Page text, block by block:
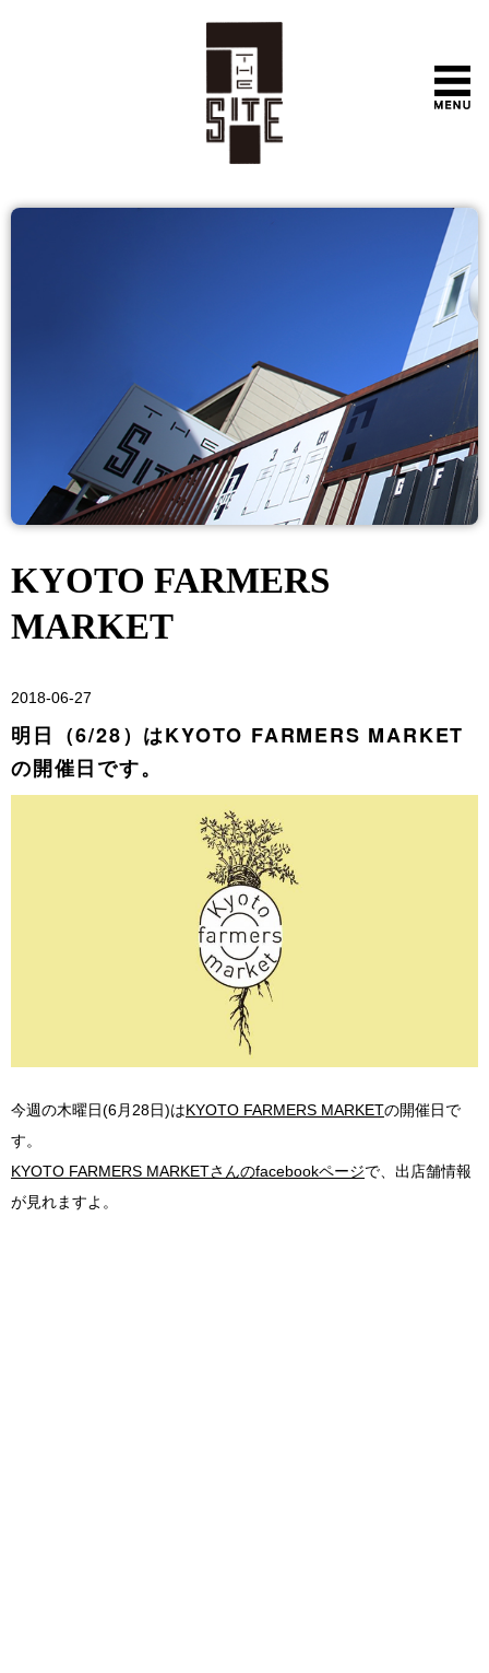
KYOTO FARMERS
MARKET
2018-06-27
明日（6/28）はKYOTO FARMERS MARKET
の開催日です。
今週の木曜日(6月28日)はKYOTO FARMERS MARKETの開催日で
す。
KYOTO FARMERS MARKETさんのfacebookページで、出店舗情報
が見れますよ。